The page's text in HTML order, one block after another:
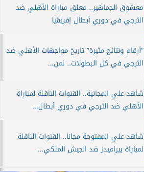
معشوق الجماهير.. معلق مباراة الأهلي ضد
الترجي في دوري أبطال إفريقيا
”أرقام ونتائج مثيرة” تاريخ مواجهات الأهلي ضد
الترجي في كل البطولات.. لمن...
شاهد علي المجانية.. القنوات الناقلة لمباراة
الأهلي ضد الترجي في دوري أبطال...
شاهد علي المفتوحة مجانا.. القنوات الناقلة
لمباراة بيراميدز ضد الجيش الملكي...